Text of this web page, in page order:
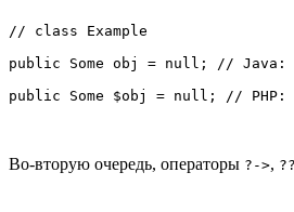
// class Example
public Some obj = null; // Java:
public Some $obj = null; // PHP:
Во-вторую очередь, операторы ?->, ??